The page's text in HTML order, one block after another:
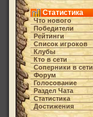
Статистика
Что нового
Победители
Рейтинги
Список игроков
Клубы
Кто в cети
Соперники в сети
Форум
Голосование
Раздел Чата
Статистика
Достижения